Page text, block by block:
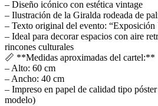
– Diseño icónico con estética vintage
– Ilustración de la Giralda rodeada de
– Texto original del evento:
– Ideal para decorar espacios con aire
rincones culturales
📏 **Medidas aproximadas del cartel:**
– Alto: 60 cm
– Ancho: 40 cm
– Impreso en papel de calidad tipo
modelo)